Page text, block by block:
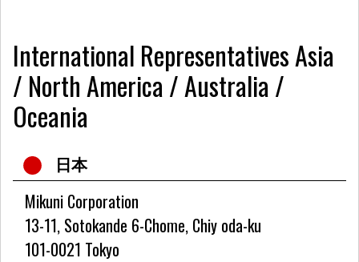
International Representatives Asia
/ North America / Australia /
Oceania
日本
Mikuni Corporation
13-11, Sotokande 6-Chome, Chiy oda-ku
101-0021 Tokyo